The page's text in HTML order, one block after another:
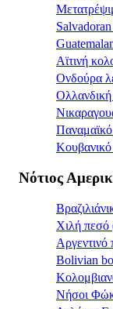
Αϊτινή
Ονδούρα
Ολλανδική
Νότιος
Χιλή
Bolivian
Νήσοι